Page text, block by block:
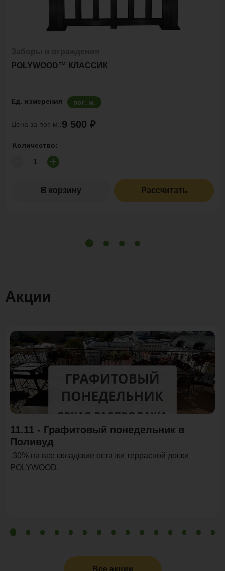
POLYWOOD™ КЛАССИК
Ед. измерения пог. м.
Цена за пог. м.:9 500 ₽
Количество:
В корзину Рассчитать
Акции
Акция
11.11 - Графитовый понедельник в
Поливуд
-30% на все складские остатки террасной доски
POLYWOOD.
Все акции